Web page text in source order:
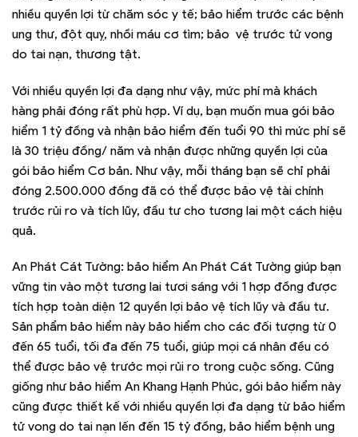
nhiều quyền lợi từ chăm sóc y tế; bảo hiểm trước các bệnh
ung thư, đột quỵ, nhồi máu cơ tìm; bảo vệ trước tử vong
do tai nạn, thương tật.
Với nhiều quyền lợi đa dạng như vậy, mức phí mà khách
hàng phải đóng rất phù hợp. Ví dụ, bạn muốn mua gói bảo
hiểm 1 tỷ đồng và nhận bảo hiểm đến tuổi 90 thì mức phí sẽ
là 30 triệu đồng/ năm và nhận được những quyền lợi của
gói bảo hiểm Cơ bản. Như vậy, mỗi tháng bạn sẽ chỉ phải
đóng 2.500.000 đồng đã có thể được bảo vệ tài chính
trước rủi ro và tích lũy, đầu tư cho tương lai một cách hiệu
quả.
An Phát Cát Tường: bảo hiểm An Phát Cát Tường giúp bạn
vững tin vào một tương lai tươi sáng với 1 hợp đồng được
tích hợp toàn diện 12 quyền lợi bảo vệ tích lũy và đầu tư.
Sản phẩm bảo hiểm này bảo hiểm cho các đối tượng từ 0
đến 65 tuổi, tối đa đến 75 tuổi, giúp mọi cá nhân đều có
thể được bảo vệ trước mọi rủi ro trong cuộc sống. Cũng
giống như bảo hiểm An Khang Hạnh Phúc, gói bảo hiểm này
cũng được thiết kế với nhiều quyền lợi đa dạng từ bảo hiểm
tử vong do tai nạn lến đến 15 tỷ đồng, bảo hiểm bệnh ung